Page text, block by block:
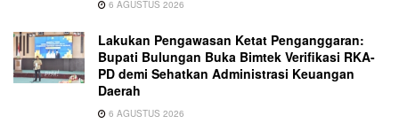
6 AGUSTUS 2026
Lakukan Pengawasan Ketat Penganggaran:
Bupati Bulungan Buka Bimtek Verifikasi RKA-
PD demi Sehatkan Administrasi Keuangan
Daerah
6 AGUSTUS 2026